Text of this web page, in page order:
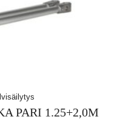
PARI 1.25+2,0M